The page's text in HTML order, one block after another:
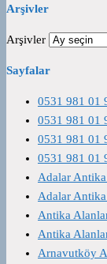
Arşivler
Arşivler
Sayfalar
0531 981 01
0531 981 01
0531 981 01
0531 981 01
Adalar
Adalar Antika
Antika
Antika
Arnavutköy